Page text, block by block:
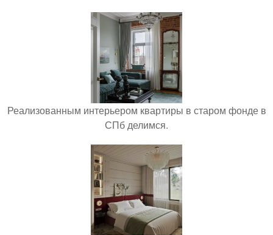
Реализованным интерьером квартиры в старом фонде в
СПб делимся.